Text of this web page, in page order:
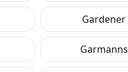
Gardener
Garmanns